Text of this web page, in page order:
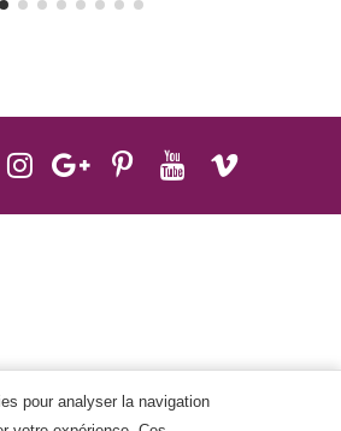
pour analyser la navigation